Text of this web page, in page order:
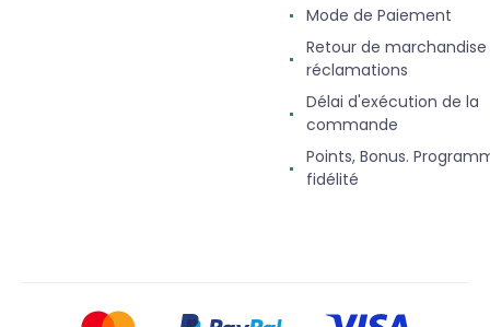
Mode de Paiement
Retour de
réclamations
Délai d'exécution de la
commande
Points, Bonus.
fidélité